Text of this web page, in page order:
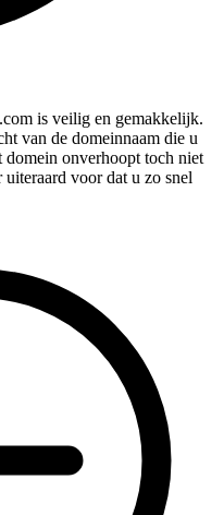
is veilig en gemakkelijk.
van de domeinnaam die u
onverhoopt toch niet
voor dat u zo snel